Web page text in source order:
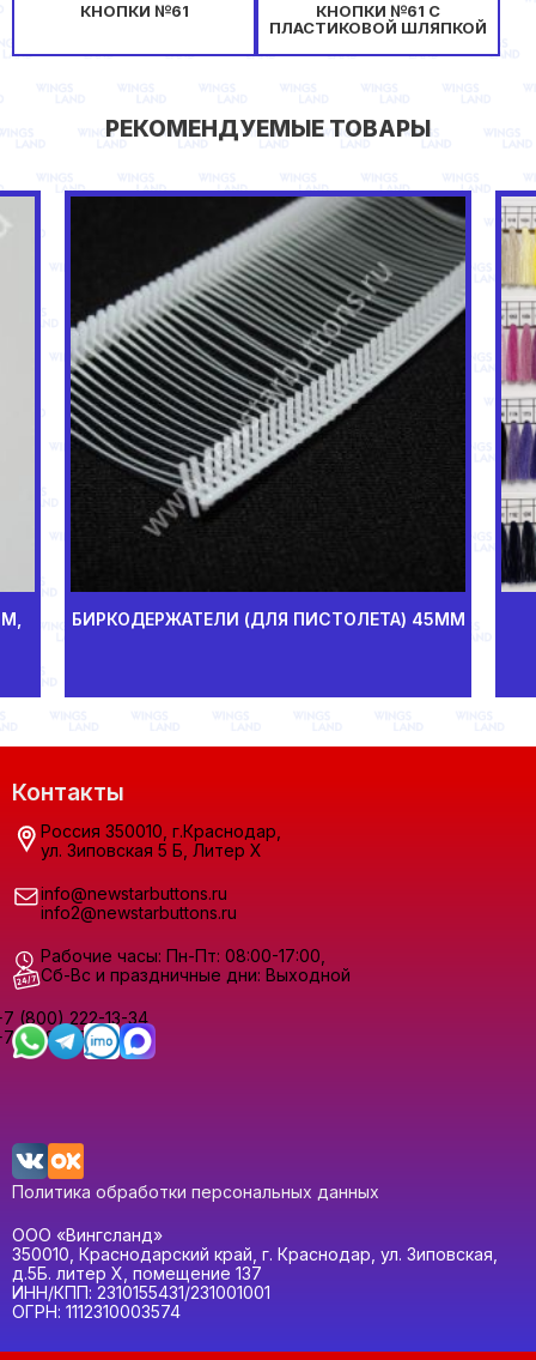
КНОПКИ №61
КНОПКИ №61 С
ПЛАСТИКОВОЙ ШЛЯПКОЙ
РЕКОМЕНДУЕМЫЕ ТОВАРЫ
БИРКОДЕРЖАТЕЛИ (ДЛЯ ПИСТОЛЕТА) 45ММ
Контакты
Россия 350010, г.Краснодар,
ул. Зиповская 5 Б, Литер Х
info@newstarbuttons.ru
info2@newstarbuttons.ru
Рабочие часы: Пн-Пт: 08:00-17:00,
Сб-Вс и праздничные дни: Выходной
(800) 222-13-34
(928) 330-52-52
Политика обработки персональных данных
ООО «Вингсланд»
350010, Краснодарский край, г. Краснодар, ул. Зиповская,
д.5Б. литер Х, помещение 137
ИНН/КПП: 2310155431/231001001
ОГРН: 1112310003574